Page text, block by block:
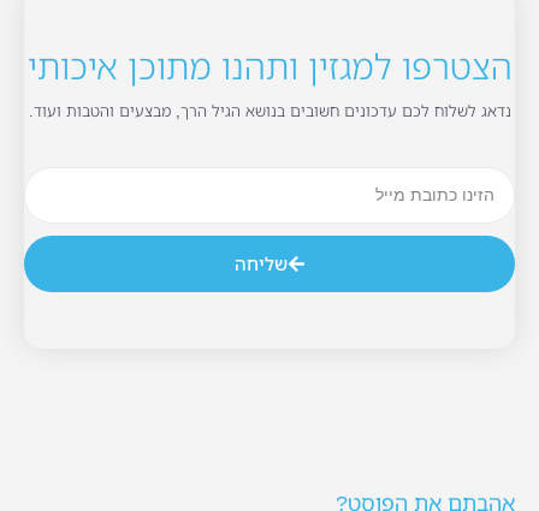
הצטרפו למגזין ותהנו מתוכן איכותי
נדאג לשלוח לכם עדכונים חשובים בנושא הגיל הרך, מבצעים והטבות ועוד.
שליחה
אהבתם את הפוסט?